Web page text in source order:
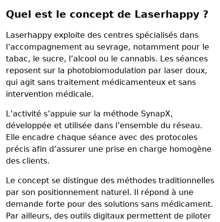
Quel est le concept de Laserhappy ?
Laserhappy exploite des centres spécialisés dans
l’accompagnement au sevrage, notamment pour le
tabac, le sucre, l’alcool ou le cannabis. Les séances
reposent sur la photobiomodulation par laser doux,
qui agit sans traitement médicamenteux et sans
intervention médicale.
L’activité s’appuie sur la méthode SynapX,
développée et utilisée dans l’ensemble du réseau.
Elle encadre chaque séance avec des protocoles
précis afin d’assurer une prise en charge homogène
des clients.
Le concept se distingue des méthodes traditionnelles
par son positionnement naturel. Il répond à une
demande forte pour des solutions sans médicament.
Par ailleurs, des outils digitaux permettent de piloter